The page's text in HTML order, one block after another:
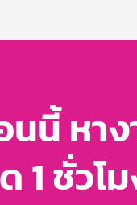
นี้ หา
1 ชั่วโ